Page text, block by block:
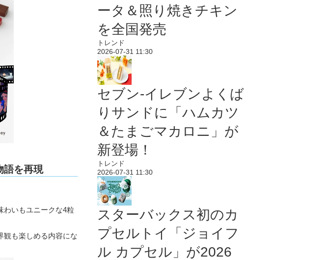
語を再現
わいもユニークな4粒
観も楽しめる内容にな
ータ＆照り焼きチキン
を全国発売
トレンド
2026-07-31 11:30
セブン‐イレブンよくば
りサンドに「ハムカツ
＆たまごマカロニ」が
新登場！
トレンド
2026-07-31 11:30
スターバックス初のカ
プセルトイ「ジョイフ
ル カプセル」が2026